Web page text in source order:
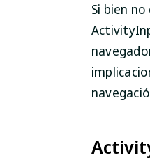
Si bien